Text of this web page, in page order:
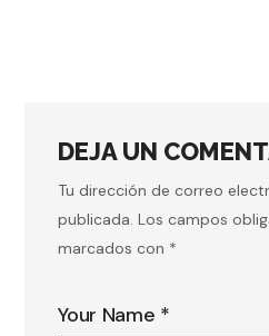
DEJA UN
Tu dirección de correo
publicada. Los campos
marcados con *